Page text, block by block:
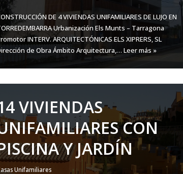
DE 4 VIVIENDAS UNIFAMILIARES DE LUJO EN
Urbanización Els Munts – Tarragona
INTERV. ARQUITECTÓNICAS ELS XIPRERS, SL
de Obra Ámbito Arquitectura,… Leer más »
VIVIENDAS
CON
Y JARDÍN
Unifamiliares